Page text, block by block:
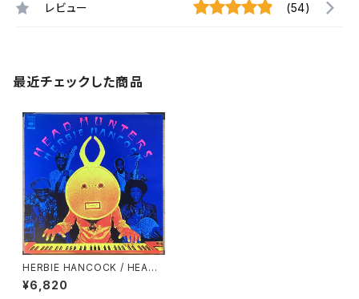
レビュー (54)
最近チェックした商品
HERBIE HANCOCK / HEAD
HUNTERS
¥6,820